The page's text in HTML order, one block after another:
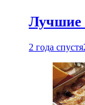
Лучшие
2 года спустя